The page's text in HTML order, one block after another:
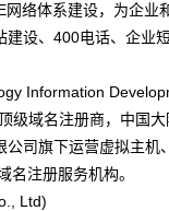
络体系建设，为企业
设、400电话、企业
Information
域名注册商，中国大
司旗下运营虚拟主机
名注册服务机构。
Ltd)